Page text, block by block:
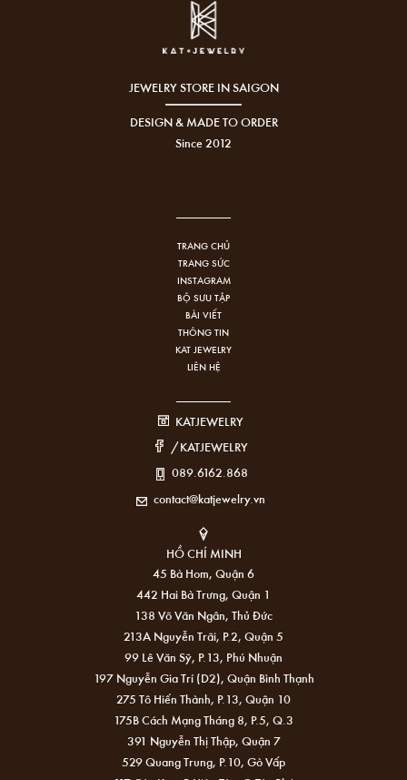
JEWELRY STORE IN SAIGON
DESIGN & MADE TO ORDER
Since 2012
TRANG CHỦ
TRANG SỨC
INSTAGRAM
BỘ SƯU TẬP
BÀI VIẾT
THÔNG TIN
KAT JEWELRY
LIÊN HỆ
KATJEWELRY
/KATJEWELRY
089.6162.868
contact@katjewelry.vn
HỒ CHÍ MINH
45 Bà Hom, Quận 6
442 Hai Bà Trưng, Quận 1
138 Võ Văn Ngân, Thủ Đức
213A Nguyễn Trãi, P.2, Quận 5
99 Lê Văn Sỹ, P.13, Phú Nhuận
197 Nguyễn Gia Trí (D2), Quận Bình Thạnh
275 Tô Hiến Thành, P.13, Quận 10
175B Cách Mạng Tháng 8, P.5, Q.3
391 Nguyễn Thị Thập, Quận 7
529 Quang Trung, P.10, Gò Vấp